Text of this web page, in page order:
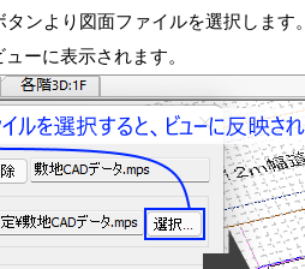
ンより図面ファイルを選択します。
ーに表示されます。